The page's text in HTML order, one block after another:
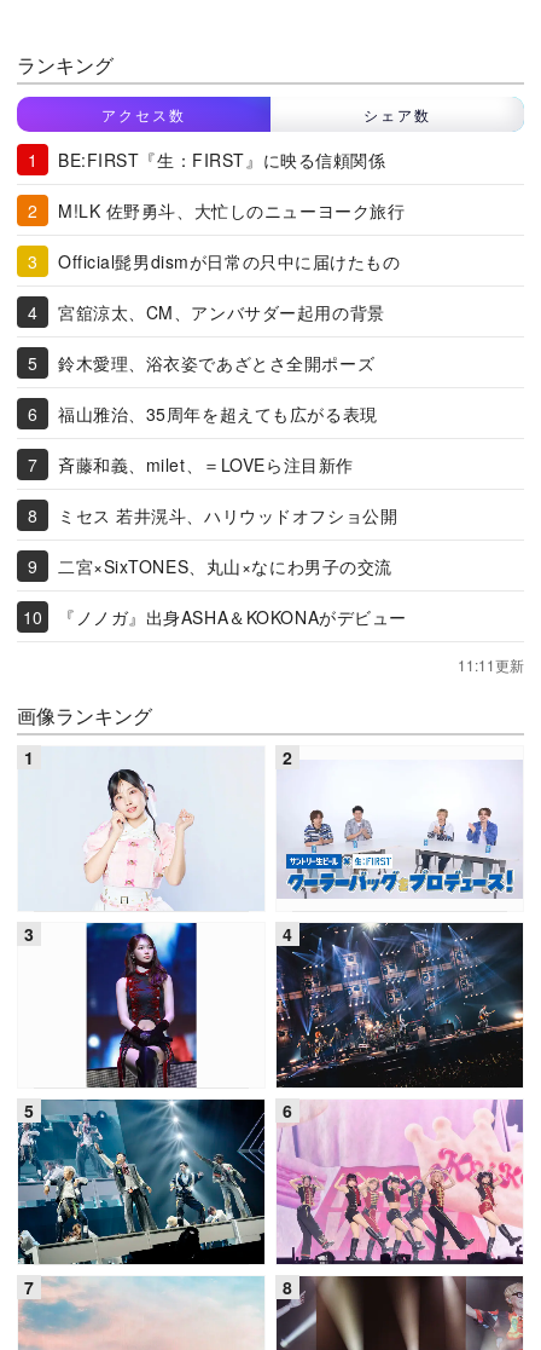
ランキング
アクセス数 シェア数
BE:FIRST『生：FIRST』に映る信頼関係
M!LK 佐野勇斗、大忙しのニューヨーク旅行
Official髭男dismが日常の只中に届けたもの
宮舘涼太、CM、アンバサダー起用の背景
鈴木愛理、浴衣姿であざとさ全開ポーズ
福山雅治、35周年を超えても広がる表現
斉藤和義、milet、＝LOVEら注目新作
ミセス 若井滉斗、ハリウッドオフショ公開
二宮×SixTONES、丸山×なにわ男子の交流
『ノノガ』出身ASHA＆KOKONAがデビュー
11:11更新
画像ランキング